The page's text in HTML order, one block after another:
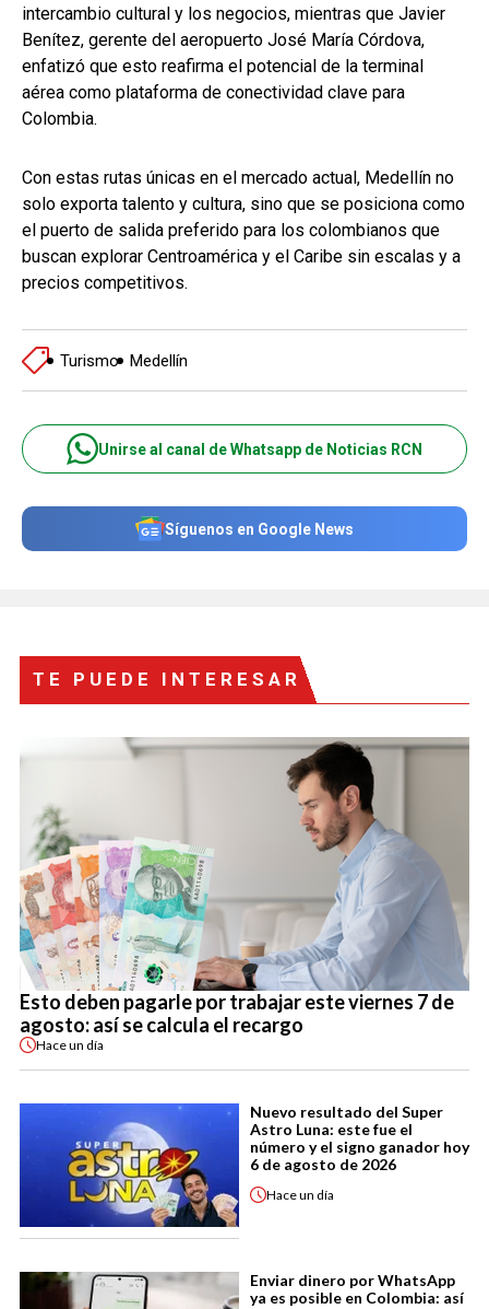
intercambio cultural y los negocios, mientras que Javier
Benítez, gerente del aeropuerto José María Córdova,
enfatizó que esto reafirma el potencial de la terminal
aérea como plataforma de conectividad clave para
Colombia.
Con estas rutas únicas en el mercado actual, Medellín no
solo exporta talento y cultura, sino que se posiciona como
el puerto de salida preferido para los colombianos que
buscan explorar Centroamérica y el Caribe sin escalas y a
precios competitivos.
Turismo Medellín
Unirse al canal de Whatsapp de Noticias RCN
Síguenos en Google News
TE PUEDE INTERESAR
Esto deben pagarle por trabajar este viernes 7 de
agosto: así se calcula el recargo
Haceun día
Nuevo resultado del Super
Astro Luna: este fue el
número y el signo ganador hoy
6 de agosto de 2026
Haceun día
Enviar dinero por WhatsApp
ya es posible en Colombia: así